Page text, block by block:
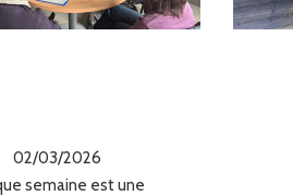
02/03/2026
semaine est une